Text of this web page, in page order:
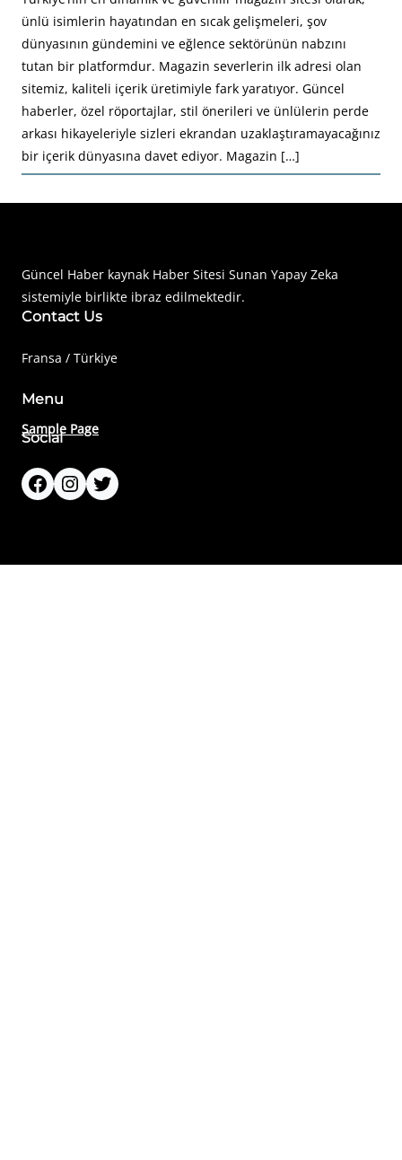
ünlü isimlerin hayatından en sıcak gelişmeleri, şov
dünyasının gündemini ve eğlence sektörünün nabzını
tutan bir platformdur. Magazin severlerin ilk adresi olan
sitemiz, kaliteli içerik üretimiyle fark yaratıyor. Güncel
haberler, özel röportajlar, stil önerileri ve ünlülerin perde
arkası hikayeleriyle sizleri ekrandan uzaklaştıramayacağınız
bir içerik dünyasına davet ediyor. Magazin […]
Güncel Haber kaynak Haber Sitesi Sunan Yapay Zeka
sistemiyle birlikte ibraz edilmektedir.
Contact Us
Fransa / Türkiye
Menu
Sample Page
Social
Facebook Instagram Twitter